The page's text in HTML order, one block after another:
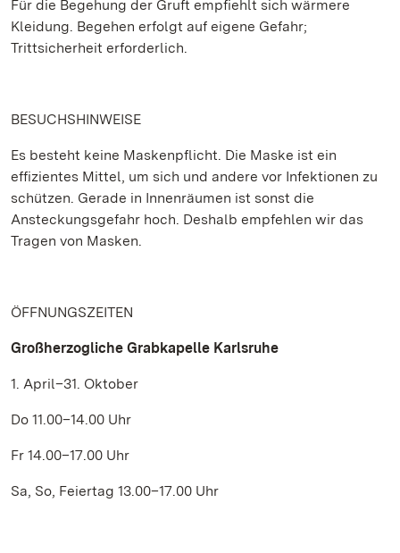
Für die Begehung der Gruft empfiehlt sich wärmere
Kleidung. Begehen erfolgt auf eigene Gefahr;
Trittsicherheit erforderlich.
BESUCHSHINWEISE
Es besteht keine Maskenpflicht. Die Maske ist ein
effizientes Mittel, um sich und andere vor Infektionen zu
schützen. Gerade in Innenräumen ist sonst die
Ansteckungsgefahr hoch. Deshalb empfehlen wir das
Tragen von Masken.
ÖFFNUNGSZEITEN
Großherzogliche Grabkapelle Karlsruhe
1. April–31. Oktober
Do 11.00–14.00 Uhr
Fr 14.00–17.00 Uhr
Sa, So, Feiertag 13.00–17.00 Uhr